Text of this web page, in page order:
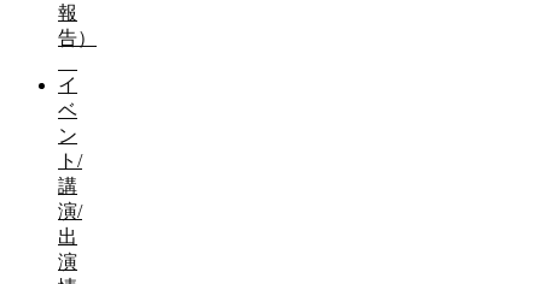
報
告）
イ
ベ
ン
ト/
講
演/
出
演
ご寄付のお願い
せきちゃんねる登録お願い致します
2020年4月7日 環境委員会 今を耐えるため 観光の